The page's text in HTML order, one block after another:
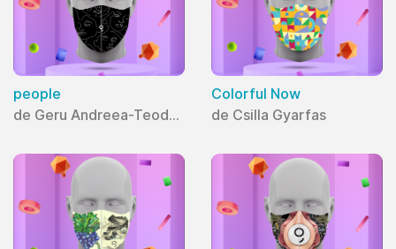
people
de Geru Andreea-Teodora
Colorful Now
de Csilla Gyarfas